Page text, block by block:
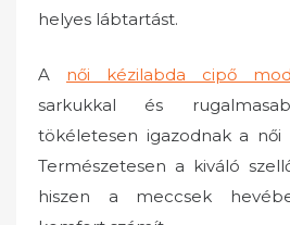
helyes lábtartást.
A női kézilabda cipő
sarkukkal és
tökéletesen igazodnak a női
Természetesen a kiváló
hiszen a meccsek